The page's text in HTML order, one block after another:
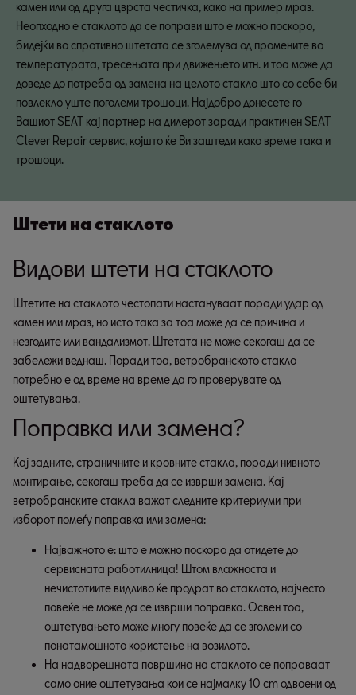
камен или од друга цврста честичка, како на пример мраз.
Неопходно е стаклото да се поправи што е можно поскоро,
бидејќи во спротивно штетата се зголемува од промените во
температурата, тресењата при движењето итн. и тоа може да
доведе до потреба од замена на целото стакло што со себе би
повлекло уште поголеми трошоци. Најдобро донесете го
Вашиот SEAT кај партнер на дилерот заради практичен SEAT
Clever Repair сервис, којшто ќе Ви заштеди како време така и
трошоци.
Штети на стаклото
Видови штети на стаклото
Штетите на стаклото честопати настануваат поради удар од
камен или мраз, но исто така за тоа може да се причина и
незгодите или вандализмот. Штетата не може секогаш да се
забележи веднаш. Поради тоа, ветробранското стакло
потребно е од време на време да го проверувате од
оштетувања.
Поправка или замена?
Кај задните, страничните и кровните стакла, поради нивното
монтирање, секогаш треба да се изврши замена. Кај
ветробранските стакла важат следните критериуми при
изборот помеѓу поправка или замена:
Најважното е: што е можно поскоро да отидете до
сервисната работилница! Штом влажноста и
нечистотиите видливо ќе продрат во стаклото, најчесто
повеќе не може да се изврши поправка. Освен тоа,
оштетувањето може многу повеќе да се зголеми со
понатамошното користење на возилото.
На надворешната површина на стаклото се поправаат
само оние оштетувања кои се најмалку 10 cm одвоени од